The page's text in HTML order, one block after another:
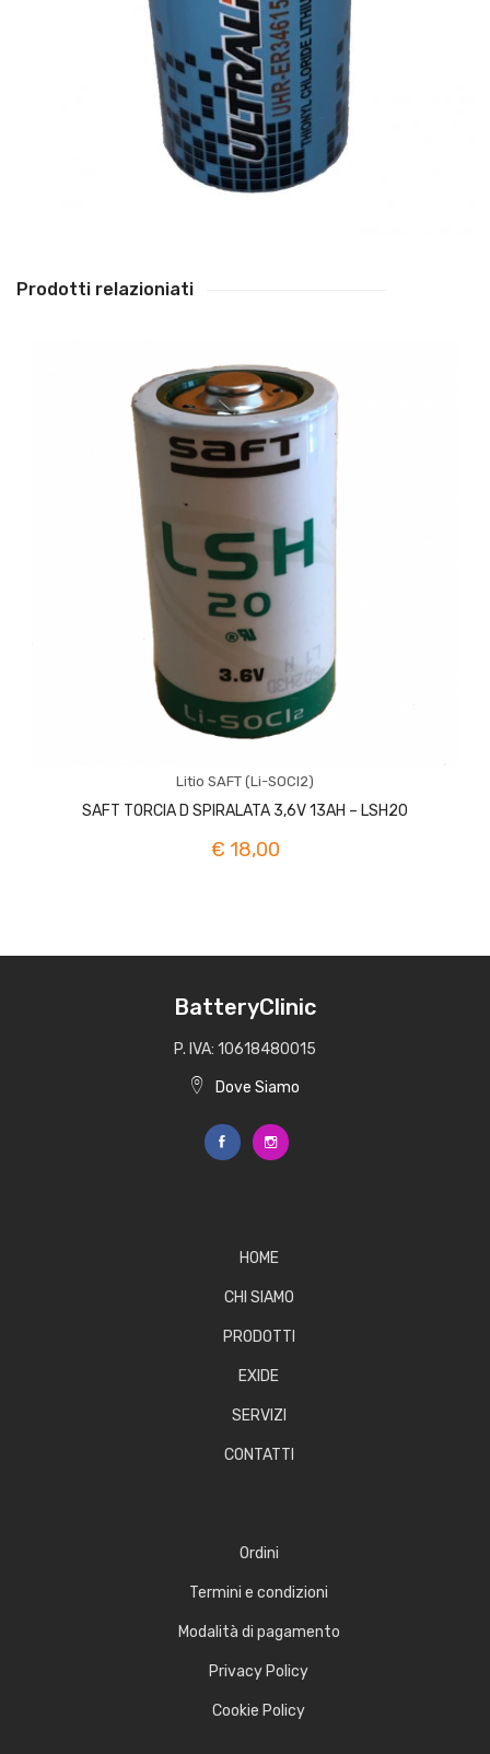
Prodotti relazioniati
Litio SAFT (Li-SOCI2)
SAFT TORCIA D SPIRALATA 3,6V 13AH – LSH20
€ 18,00
BatteryClinic
P. IVA: 10618480015
Dove Siamo
HOME
CHI SIAMO
PRODOTTI
EXIDE
SERVIZI
CONTATTI
Ordini
Termini e condizioni
Modalità di pagamento
Privacy Policy
Cookie Policy